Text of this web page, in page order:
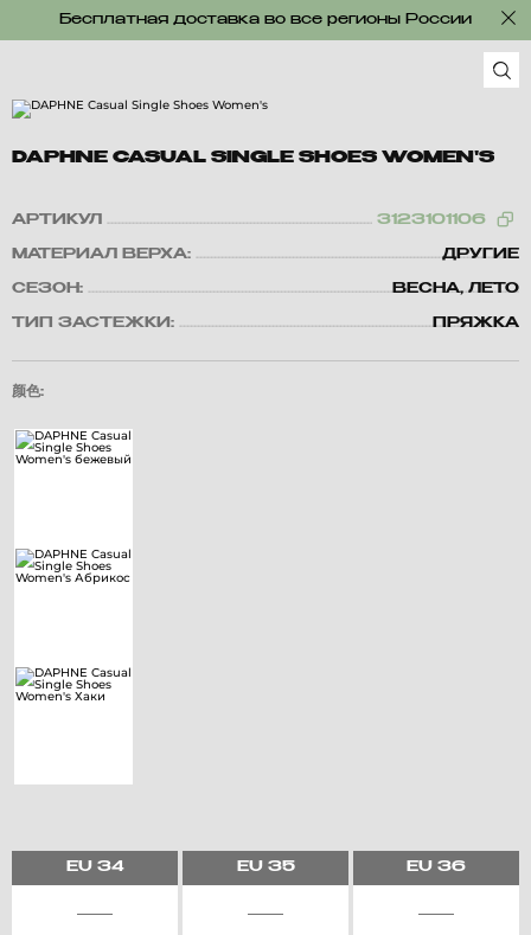
Бесплатная доставка во все регионы России
DAPHNE CASUAL SINGLE SHOES WOMEN'S
АРТИКУЛ 3123101106
МАТЕРИАЛ ВЕРХА: ДРУГИЕ
СЕЗОН: ВЕСНА, ЛЕТО
ТИП ЗАСТЕЖКИ: ПРЯЖКА
颜色:
EU34 EU35 EU 36